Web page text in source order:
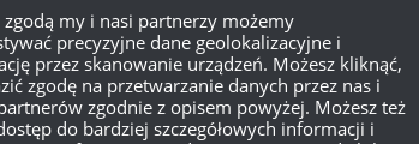
aktywnej będziecie mieli dostęp do
o zwiększającej się trudności.
walutę w grze,jubileuszowe monety
zgodą my i nasi partnerzy możemy
precyzyjne dane geolokalizacyjne i
przez skanowanie urządzeń. Możesz kliknąć,
zgodę na przetwarzanie danych przez nas i
zgodnie z opisem powyżej. Możesz też
do bardziej szczegółowych informacji i